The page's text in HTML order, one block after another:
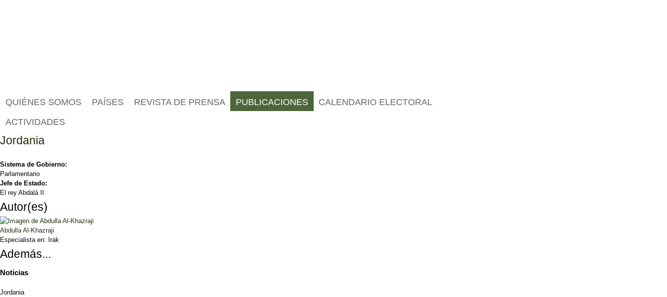
QUIÉNES SOMOS PAÍSES REVISTA DE PRENSA PUBLICACIONES CALENDARIO ELECTORAL
ACTIVIDADES
Jordania
Sistema de Gobierno:
Parlamentario
Jefe de Estado:
El rey Abdalá II
Autor(es)
Abdulla Al-Khazraji
Especialista en: Irak
Además...
Noticias
Jordania